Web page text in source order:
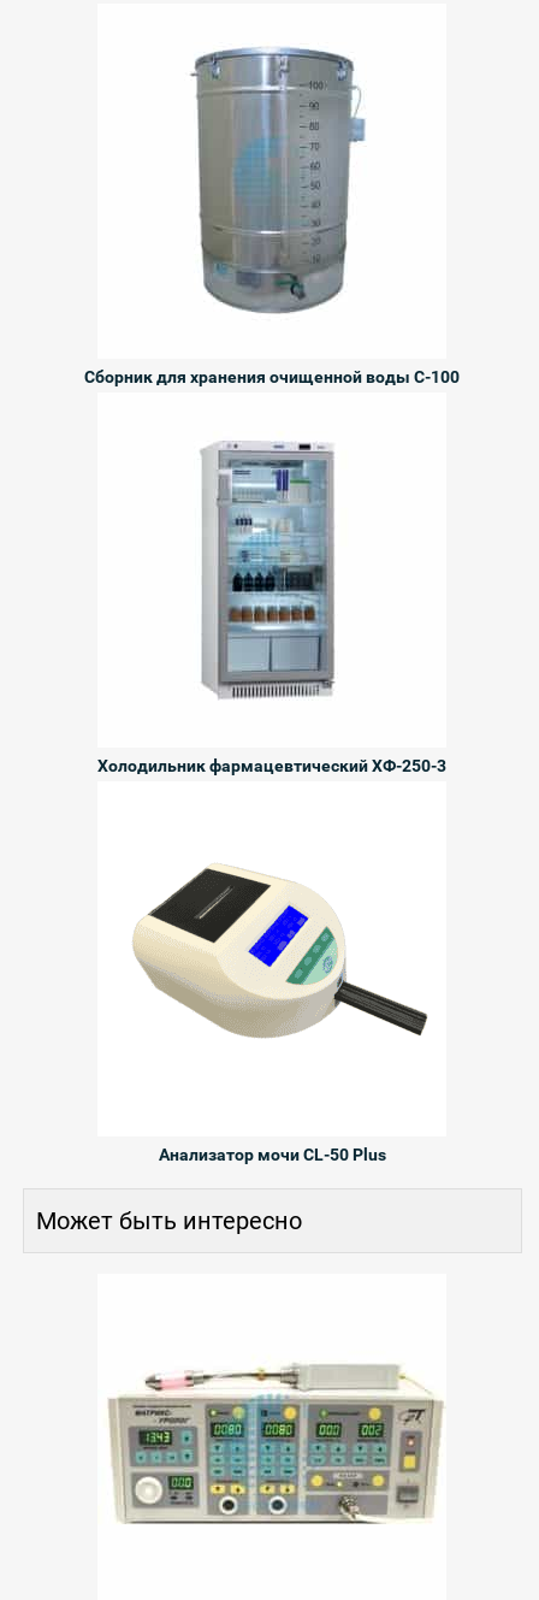
Сборник для хранения очищенной воды С-100
Холодильник фармацевтический ХФ-250-3
Анализатор мочи CL-50 Plus
Может быть интересно